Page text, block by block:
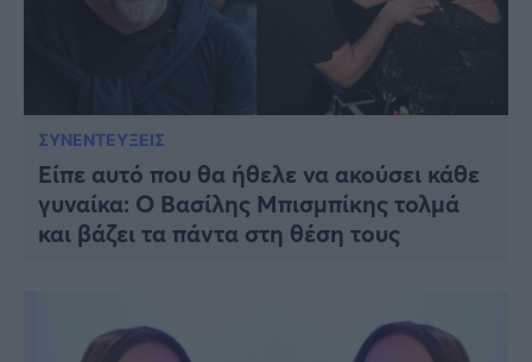
ΣΥΝΕΝΤΕΥΞΕΙΣ
Είπε αυτό που θα ήθελε να ακούσει κάθε
γυναίκα: Ο Βασίλης Μπισμπίκης τολμά
και βάζει τα πάντα στη θέση τους